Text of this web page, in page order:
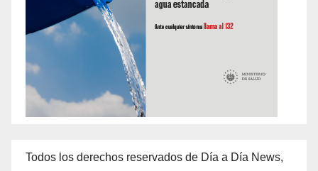
Todos los derechos reservados de Día a Día News,